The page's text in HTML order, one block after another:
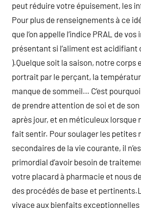
peut réduire votre épuisement, les
Pour plus de renseignements à ce
que l’on appelle l’indice PRAL de
présentant si l’aliment est acidifiant
).Quelque soit la saison, notre corps
portrait par le perçant, la
manque de sommeil… C’est
de prendre attention de soi et de
après jour, et en méticuleux lorsque
fait sentir. Pour soulager les petites
secondaires de la vie courante, il
primordial d’avoir besoin de
votre placard à pharmacie et nous
des procédés de base et
vivace aux bienfaits exceptionnelles